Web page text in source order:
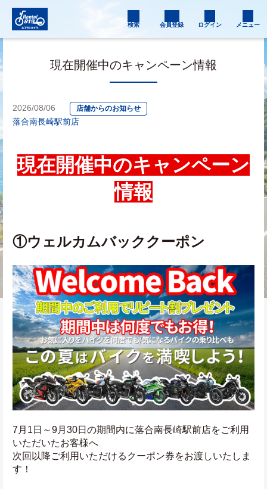
検索 会員登録 ログイン メニュー
現在開催中のキャンペーン情報
2026/08/06 店舗からのお知らせ
落合南長崎駅前店
現在開催中のキャンペーン
情報
①ウェルカムバッククーポン
7月1日～9月30日の期間内に落合南長崎駅前店をご利用
いただいたお客様へ
次回以降ご利用いただけるクーポン券をお渡しいたしま
す！